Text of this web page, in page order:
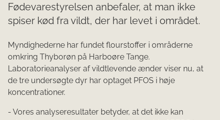
Fødevarestyrelsen anbefaler, at man ikke
spiser kød fra vildt, der har levet i området.
​Myndighederne har fundet flourstoffer i områderne
omkring Thyborøn på Harboøre Tange.
Laboratorieanalyser af vildtlevende ænder viser nu, at
de tre undersøgte dyr har optaget PFOS i høje
koncentrationer.
- Vores analyseresultater betyder, at det ikke kan